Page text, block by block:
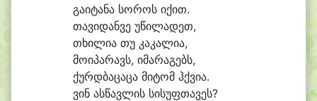
გაიტანა სოროს იქით.
თავიდანვე უწილადეთ,
თხილია თუ კაკალია,
მოიპარავს, იმარაგებს,
ქურდბაცაცა მიტომ ჰქვია.
ვინ ასწავლის სისუფთავეს?